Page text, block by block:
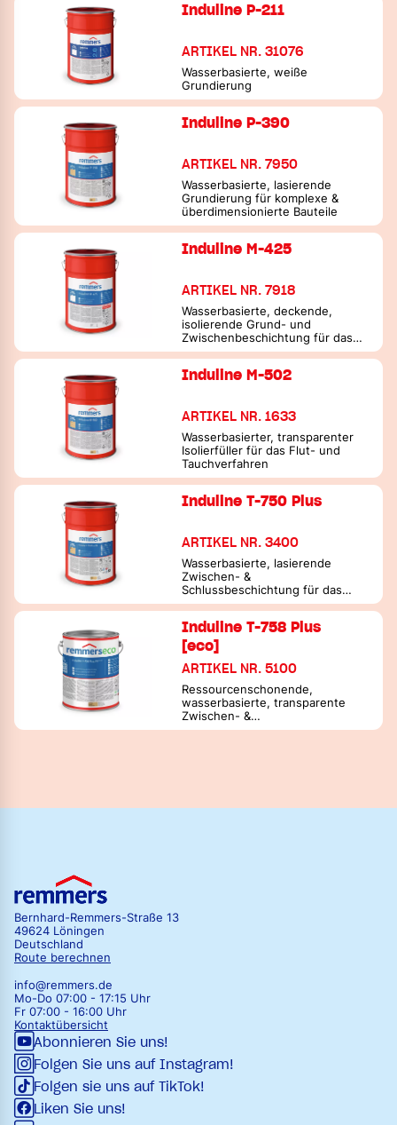
massebilanzierter Bindemittel
Induline P-211
ARTIKEL NR. 31076
Wasserbasierte, weiße
Grundierung
Induline P-390
ARTIKEL NR. 7950
Wasserbasierte, lasierende
Grundierung für komplexe &
überdimensionierte Bauteile
Induline M-425
ARTIKEL NR. 7918
Wasserbasierte, deckende,
isolierende Grund- und
Zwischenbeschichtung für das
Spritzverfahren
Induline M-502
ARTIKEL NR. 1633
Wasserbasierter, transparenter
Isolierfüller für das Flut- und
Tauchverfahren
Induline T-750 Plus
ARTIKEL NR. 3400
Wasserbasierte, lasierende
Zwischen- &
Schlussbeschichtung für das
Spritzverfahren
Induline T-758 Plus
[eco]
ARTIKEL NR. 5100
Ressourcenschonende,
wasserbasierte, transparente
Zwischen- &
Schlussbeschichtung für Holz-
Bernhard-Remmers-Straße 13
49624 Löningen
Deutschland
Route berechnen
info@remmers.de
Mo-Do 07:00 - 17:15 Uhr
Fr 07:00 - 16:00 Uhr
Kontaktübersicht
Abonnieren Sie uns!
Folgen Sie uns auf Instagram!
Folgen sie uns auf TikTok!
Liken Sie uns!